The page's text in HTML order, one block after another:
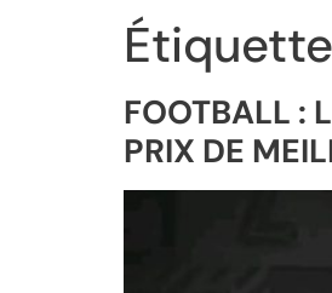
FOOTBALL :
PRIX DE